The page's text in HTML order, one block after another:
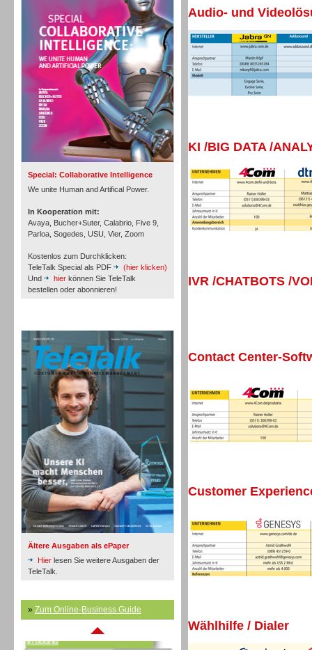
Special: Collaborative Intelligence
We unite Human and Artifical Power.
In Kooperation mit:
Avaya, Bucher+Suter, Calabrio, Five 9,
Parloa, Sogedes, USU, Vier, Zoom
Kostenlos zum Durchklicken:
TeleTalk Special als PDF
(hier klicken)
Und
hier können Sie TeleTalk
bestellen oder abonnieren!
Ältere Ausgaben als ePaper
Hier lesen Sie weitere Ausgaben der
TeleTalk.
» Zum Online-Business Guide
Personal
Inbound
Inbound
Inbound
Audio- und
KI /BIG DATA /
IVR /CHATBOTS /
Contact Center-
Customer
Wählhilfe / Dialer